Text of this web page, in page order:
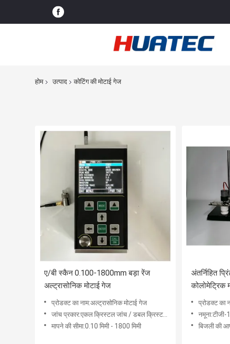
होम उत्पाद कोटिंग की मोटाई गेज
ए/बी स्कैन 0.100-1800mm बड़ा रेंज
अल्ट्रासोनिक मोटाई गेज
प्रोडक्ट का नाम:अल्ट्रासोनिक मोटाई गेज
जांच प्रकार:एकल क्रिस्टल जांच / डबल क्रिस्टल जांच
मापने की सीमा:0.10 मिमी - 1800 मिमी
अंतर्निहित
कोलोमेट्रिक
प्रोडक्ट का
नमूना:टीजी-
बिजली की